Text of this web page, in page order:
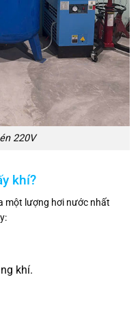
220V
khí?
một lượng hơi nước nhất
khí.